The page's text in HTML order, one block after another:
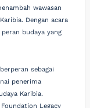
wawasan
Dengan acara
budaya yang
sebagai
penerima
Karibia.
Legacy